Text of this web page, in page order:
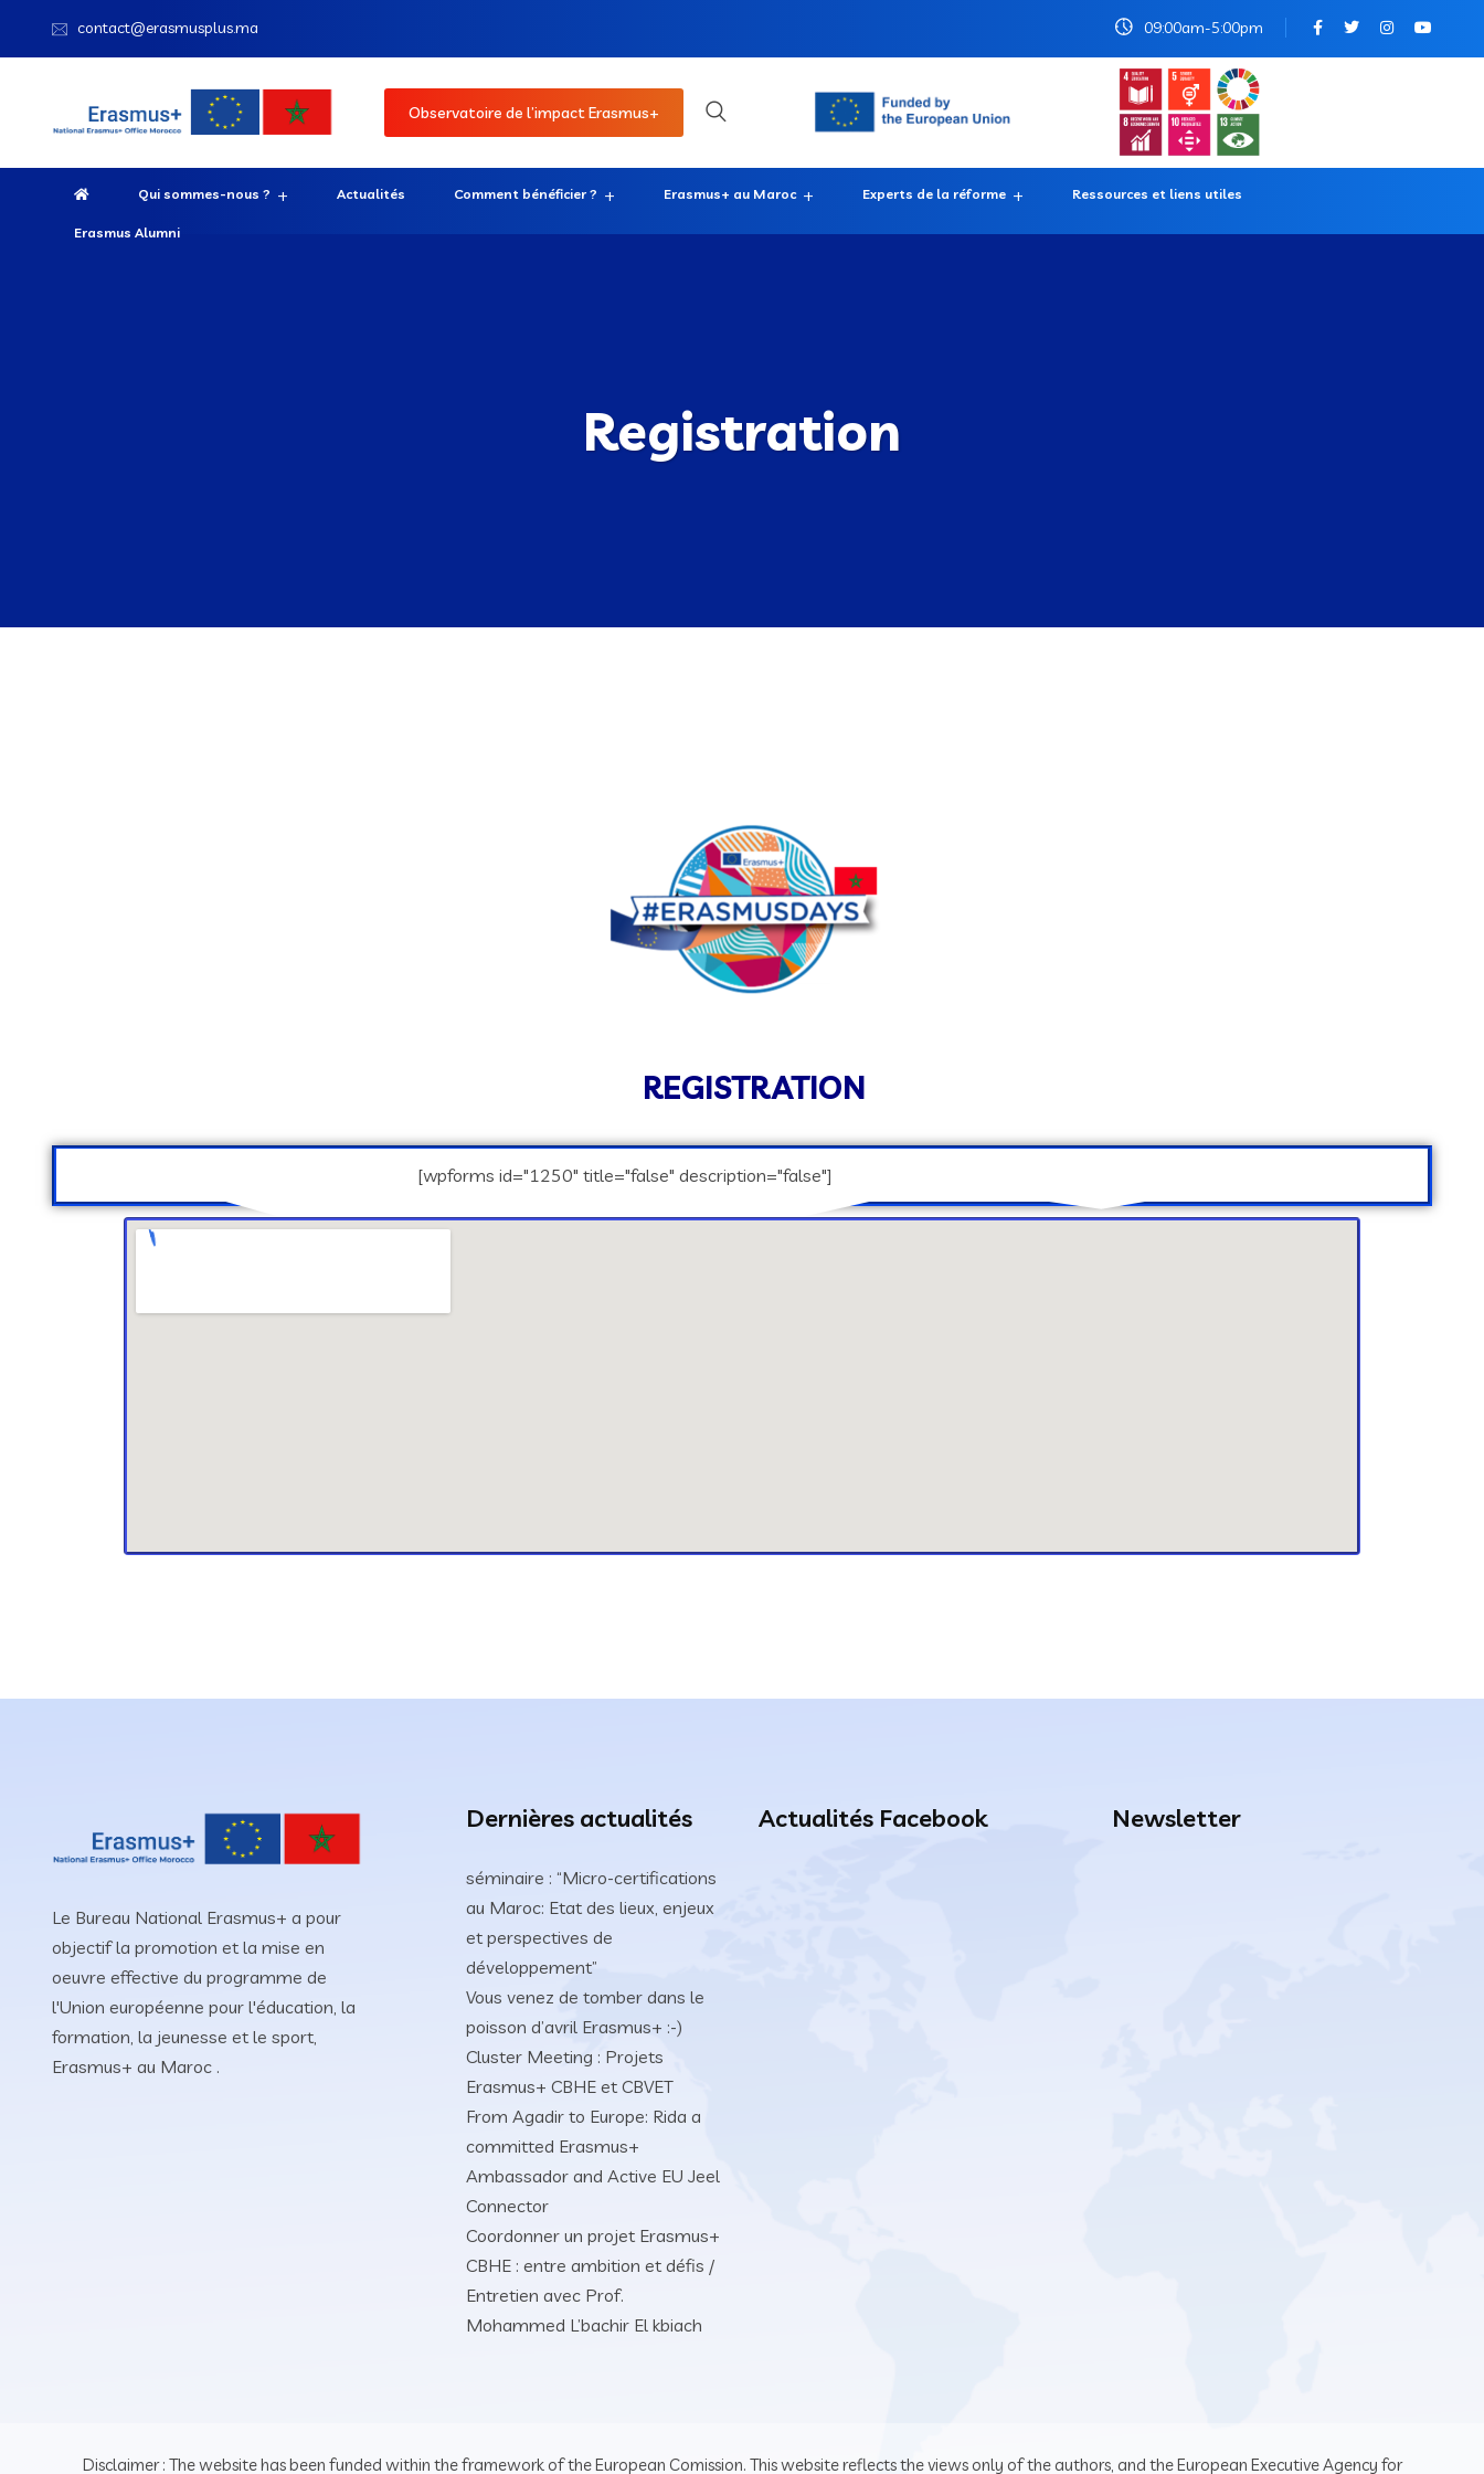
contact@erasmusplus.ma 09:00am-5:00pm
Observatoire de l’impact Erasmus+
Qui sommes-nous ? Actualités Comment bénéficier ? Erasmus+ au Maroc Experts de la réforme Ressources et liens utiles
Erasmus Alumni
Registration
REGISTRATION
[wpforms id="1250" title="false" description="false"]
Le Bureau National Erasmus+ a pour
objectif la promotion et la mise en
oeuvre effective du programme de
l'Union européenne pour l'éducation, la
formation, la jeunesse et le sport,
Erasmus+ au Maroc .
Dernières actualités
séminaire : “Micro-certifications
au Maroc: Etat des lieux, enjeux
et perspectives de
développement”
Vous venez de tomber dans le
poisson d’avril Erasmus+ :-)
Cluster Meeting : Projets
Erasmus+ CBHE et CBVET
From Agadir to Europe: Rida a
committed Erasmus+
Ambassador and Active EU Jeel
Connector
Coordonner un projet Erasmus+
CBHE : entre ambition et défis /
Entretien avec Prof.
Mohammed L’bachir El kbiach
Actualités Facebook Newsletter
Disclaimer : The website has been funded within the framework of the European Comission. This website reflects the views only of the authors, and the European Executive Agency for